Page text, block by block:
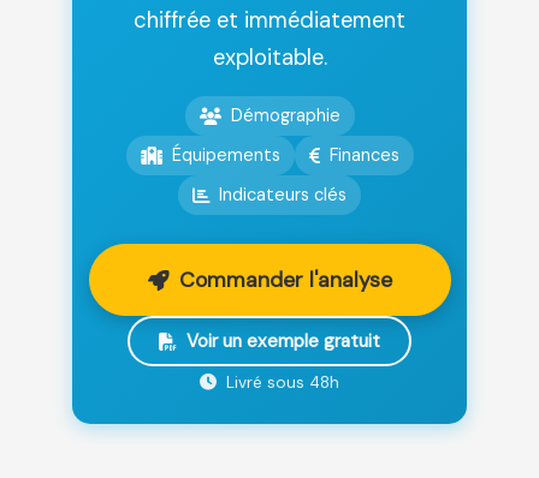
chiffrée et immédiatement
exploitable.
Démographie
Équipements
Finances
Indicateurs clés
Commander l'analyse
Voir un exemple gratuit
Livré sous 48h